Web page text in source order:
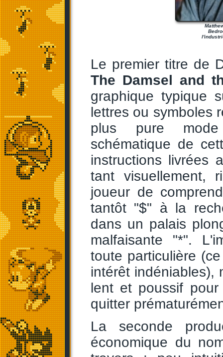
Le premier titre de
The Damsel and
graphique typique
lettres ou symboles
plus pure mode
schématique de
instructions livrées
tant visuellement,
joueur de
tantôt "$" à la
dans un palais
malfaisante "*".
toute particulière
intérêt indéniables),
lent et poussif
quitter
La seconde
économique du